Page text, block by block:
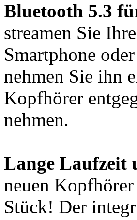
Bluetooth 5.3
streamen Sie
Smartphone
nehmen Sie ihn
Kopfhörer
nehmen.
Lange Laufzeit
neuen
Stück! Der